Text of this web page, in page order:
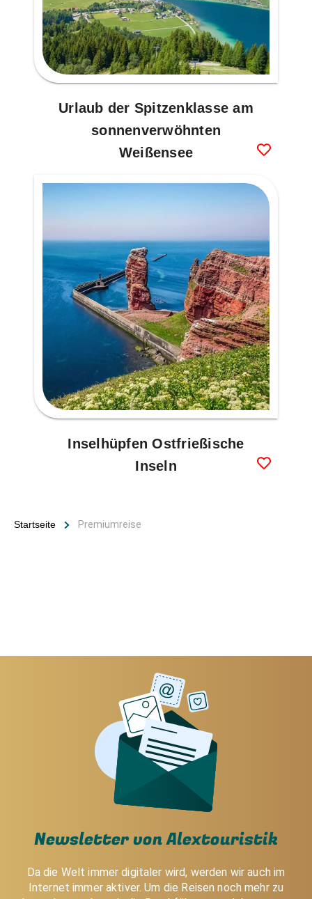
Urlaub der Spitzenklasse am
sonnenverwöhnten
Weißensee
Inselhüpfen Ostfrießische
Inseln
Startseite Premiumreise
Newsletter von Alextouristik
Da die Welt immer digitaler wird, werden wir auch im
Internet immer aktiver. Um die Reisen noch mehr zu